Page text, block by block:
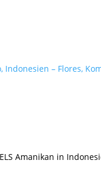
Amanikan in